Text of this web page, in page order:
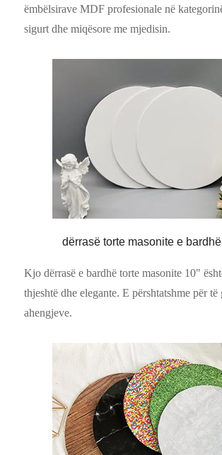
ëmbëlsirave MDF profesionale në
sigurt dhe miqësore me mjedisin.
dërrasë torte masonite e
Kjo dërrasë e bardhë torte masonite 10"
thjeshtë dhe elegante. E përshtatshme për
ahengjeve.